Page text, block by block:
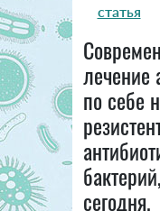
статья
лечение
по себе
сегодня.